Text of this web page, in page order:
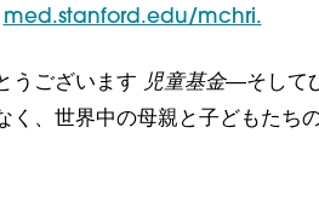
med.stanford.edu/mchri.
うございます 児童基金―そして
く、世界中の母親と子どもたち